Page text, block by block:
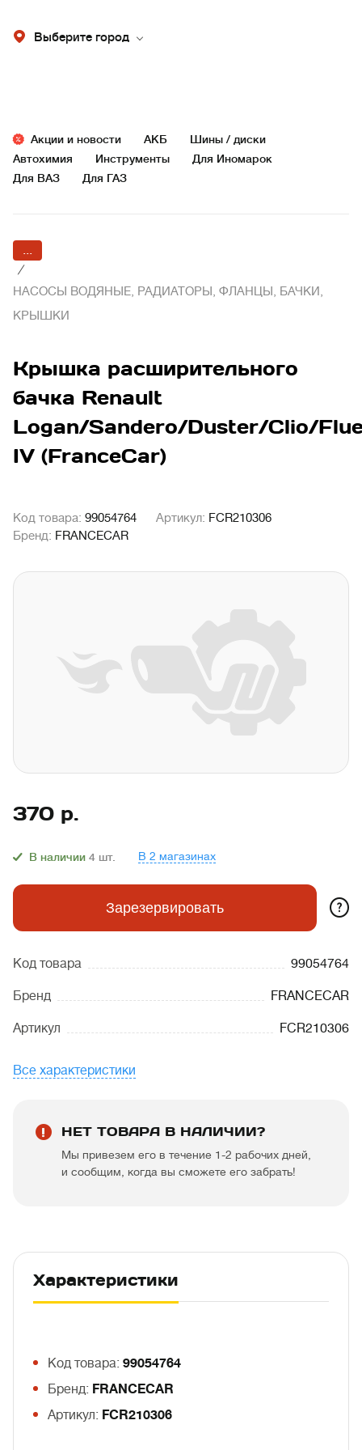
Выберите город
Акции и новости АКБ
Шины / диски
Автохимия
Инструменты
Для Иномарок
Для ВАЗ
Для ГАЗ
...
/
НАСОСЫ ВОДЯНЫЕ, РАДИАТОРЫ, ФЛАНЦЫ, БАЧКИ,
КРЫШКИ
Крышка расширительного
бачка Renault
Logan/Sandero/Duster/Clio/
IV (FranceCar)
Код товара: 99054764 Артикул: FCR210306
Бренд: FRANCECAR
370 р.
В наличии 4 шт. В 2 магазинах
Зарезервировать ?
Код товара 99054764
Бренд FRANCECAR
Артикул FCR210306
Все характеристики
НЕТ ТОВАРА В НАЛИЧИИ?
Мы привезем его в течение 1-2 рабочих дней,
и сообщим, когда вы сможете его забрать!
Характеристики
Код товара: 99054764
Бренд: FRANCECAR
Артикул: FCR210306